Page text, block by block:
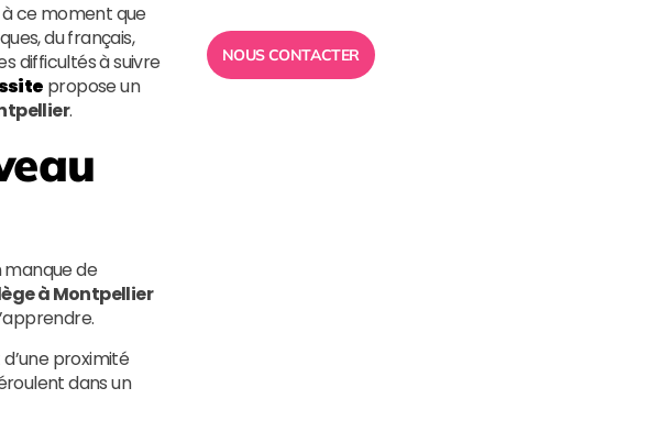
à ce moment que
du français,
difficultés à suivre
propose un
.
manque de
à Montpellier
proximité
dans un
NOUS CONTACTER